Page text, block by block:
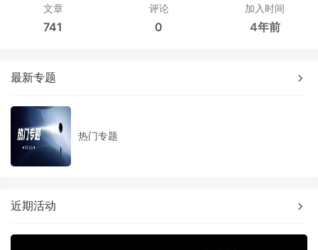
文章
741
评论
0
加入时间
4年前
最新专题
热门专题
近期活动